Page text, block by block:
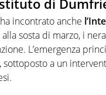
incontrato anche
sosta di marzo, i
L’emergenza
sottoposto a un